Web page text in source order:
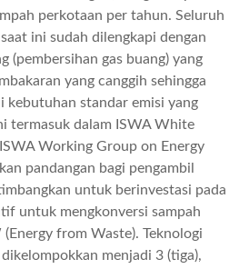
perkotaan per tahun. Seluruh
ini sudah dilengkapi dengan
(pembersihan gas buang) yang
yang canggih sehingga
kebutuhan standar emisi yang
termasuk dalam ISWA White
Working Group on Energy
pandangan bagi pengambil
untuk berinvestasi pada
untuk mengkonversi sampah
from Waste). Teknologi
menjadi 3 (tiga),